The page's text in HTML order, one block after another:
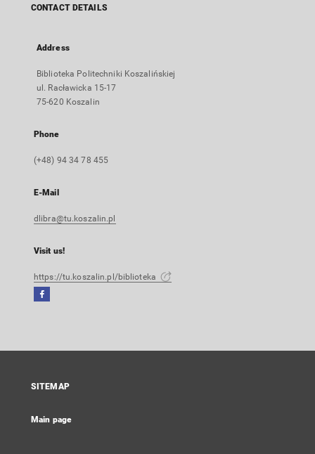
CONTACT DETAILS
Address
Biblioteka Politechniki Koszalińskiej
ul. Racławicka 15-17
75-620 Koszalin
Phone
(+48) 94 34 78 455
E-Mail
dlibra@tu.koszalin.pl
Visit us!
https://tu.koszalin.pl/biblioteka
Facebook
open
new
SITEMAP
Main page